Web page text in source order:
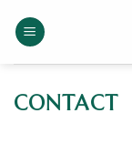
CONTACT